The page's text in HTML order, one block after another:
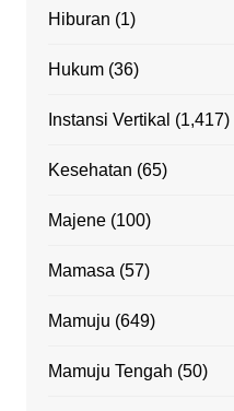
Hiburan (1)
Hukum(36)
Instansi Vertikal (1,417)
Kesehatan (65)
Majene(100)
Mamasa (57)
Mamuju (649)
Mamuju Tengah (50)